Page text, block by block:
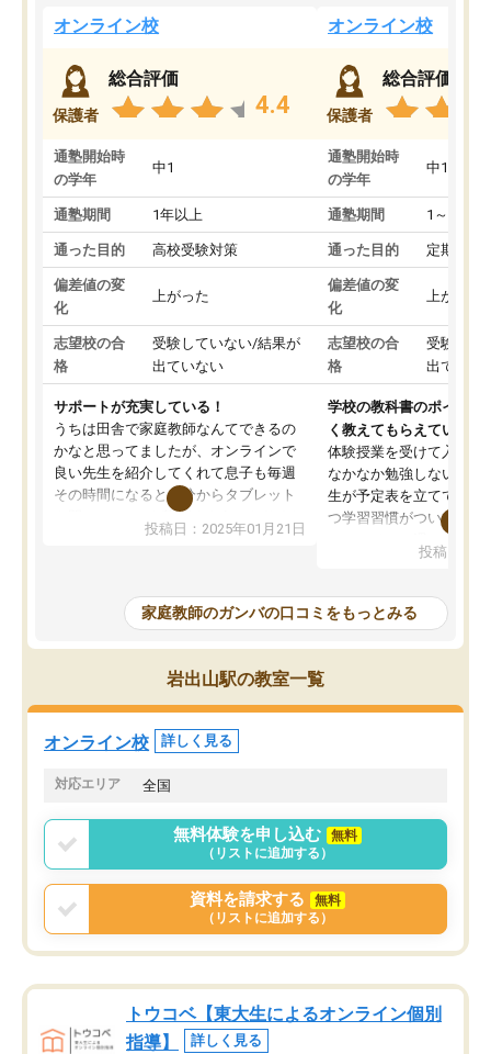
オンライン校
保護者
総合評価
4.4
通塾開始時
の学年
中1
通塾期間 1年以上
通った目的 高校受験対策
偏差値の変
化
上がった
志望校の合
格
受験していない/結果が
出ていない
サポートが充実している！
うちは田舎で家庭教師なんてできるの
かなと思ってましたが、オンラインで
良い先生を紹介してくれて息子も毎週
その時間になると自分からタブレット
を開いてzoomを繋げるようになりまし
た！5科目なんでもOKなのもとても気
めて1年ほどだった今では平均点以上の
科目が増えてきました！あと1年受験ま
であるので無料の週末教室を使用しな
がら頑張って欲しいと思います！
投稿日：2025年01月21日
オンライン校
保護者
総合評価
通塾開始時
の学年
中1
通塾期間 1～3ヵ月
通った目的 定期テス
偏差値の変
化
上がった
志望校の合
格
受験して
出ていな
学校の教科書のポイント
く教えてもらえている
体験授業を受けて入塾し
なかなか勉強しない息子
生が予定表を立ててくれ
つ学習習慣がついてきま
指導が無い日も予定表
問できるのでとても助か
投稿日：
家庭教師のガンバの口コミをもっとみる
岩出山駅の教室一覧
オンライン校 詳しく見る
対応エリア 全国
無料体験を申し込む
無料
（リストに追加する）
資料を請求する
無料
（リストに追加する）
トウコベ【東大生によるオンライン個別
指導】
詳しく見る